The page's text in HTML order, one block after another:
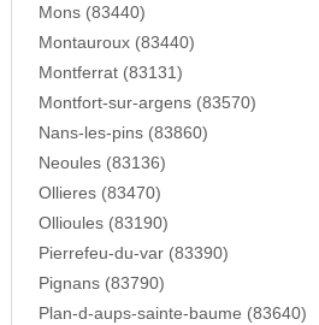
Mons (83440)
Montauroux (83440)
Montferrat (83131)
Montfort-sur-argens (83570)
Nans-les-pins (83860)
Neoules (83136)
Ollieres (83470)
Ollioules (83190)
Pierrefeu-du-var (83390)
Pignans (83790)
Plan-d-aups-sainte-baume (83640)